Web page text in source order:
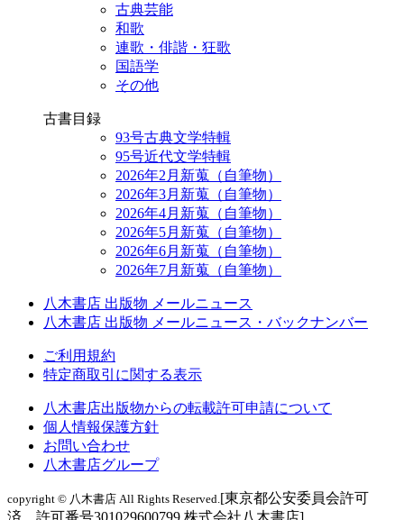
古典芸能
和歌
連歌・俳諧・狂歌
国語学
その他
古書目録
93号古典文学特輯
95号近代文学特輯
2026年2月新蒐（自筆物）
2026年3月新蒐（自筆物）
2026年4月新蒐（自筆物）
2026年5月新蒐（自筆物）
2026年6月新蒐（自筆物）
2026年7月新蒐（自筆物）
八木書店 出版物 メールニュース
八木書店 出版物 メールニュース・バックナンバー
ご利用規約
特定商取引に関する表示
八木書店出版物からの転載許可申請について
個人情報保護方針
お問い合わせ
八木書店グループ
copyright © 八木書店 All Rights Reserved. [東京都公安委員会許可
済 許可番号301029600799 株式会社八木書店]